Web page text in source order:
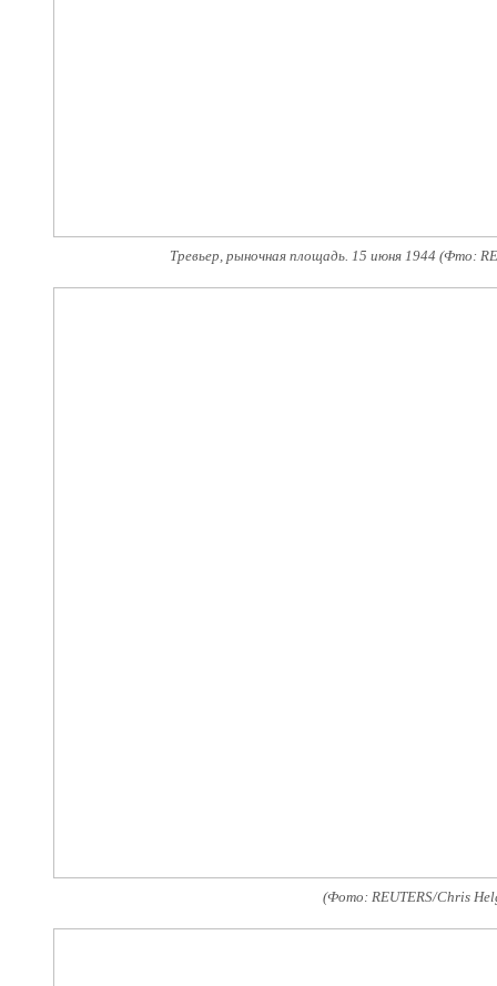
Тревьер, рыночная площадь. 15 июня 1944 (Фто:
(Фото: REUTERS/Chris